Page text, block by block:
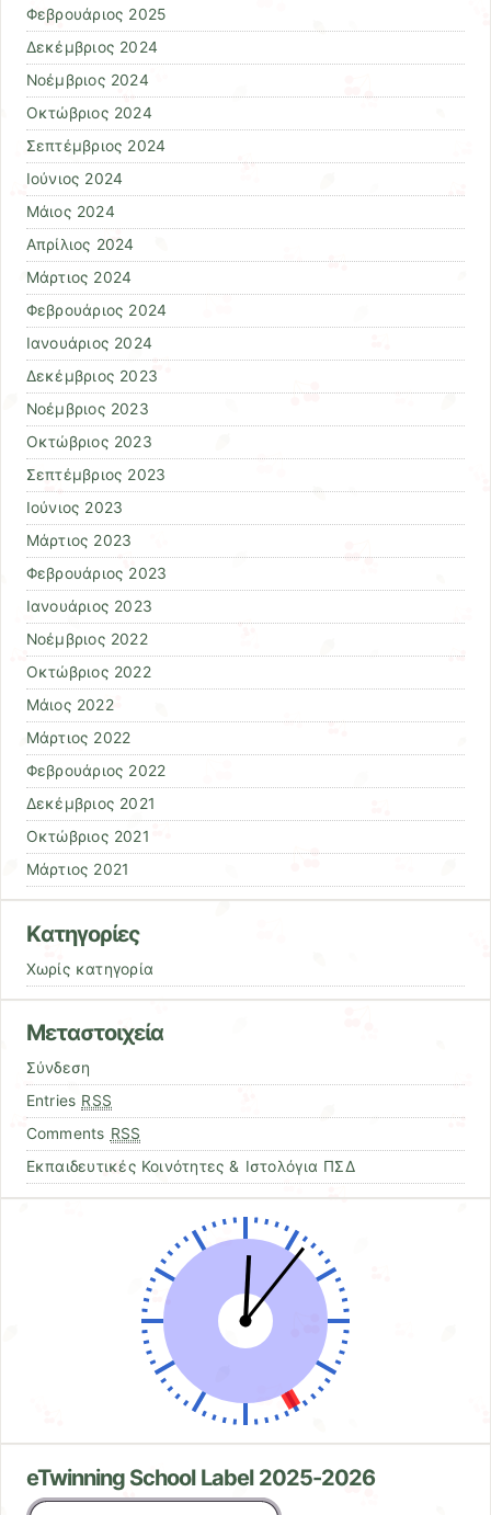
Φεβρουάριος 2025
Δεκέμβριος 2024
Νοέμβριος 2024
Οκτώβριος 2024
Σεπτέμβριος 2024
Ιούνιος 2024
Μάιος 2024
Απρίλιος 2024
Μάρτιος 2024
Φεβρουάριος 2024
Ιανουάριος 2024
Δεκέμβριος 2023
Νοέμβριος 2023
Οκτώβριος 2023
Σεπτέμβριος 2023
Ιούνιος 2023
Μάρτιος 2023
Φεβρουάριος 2023
Ιανουάριος 2023
Νοέμβριος 2022
Οκτώβριος 2022
Μάιος 2022
Μάρτιος 2022
Φεβρουάριος 2022
Δεκέμβριος 2021
Οκτώβριος 2021
Μάρτιος 2021
Kατηγορίες
Χωρίς κατηγορία
Μεταστοιχεία
Σύνδεση
Entries RSS
Comments RSS
Εκπαιδευτικές Κοινότητες & Ιστολόγια ΠΣΔ
eTwinning School Label 2025-2026